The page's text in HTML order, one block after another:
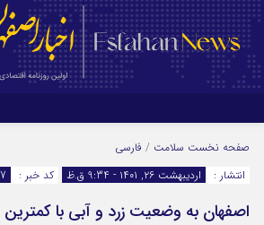
رمز عبور
صفحه نخست سلامت / فارسی
انتشار :
اردیبهشت ۲۶, ۱۴۰۱ - 9:34 ق.ظ کد خبر :
اصفهان به وضعیت زرد و آبی با کمترین